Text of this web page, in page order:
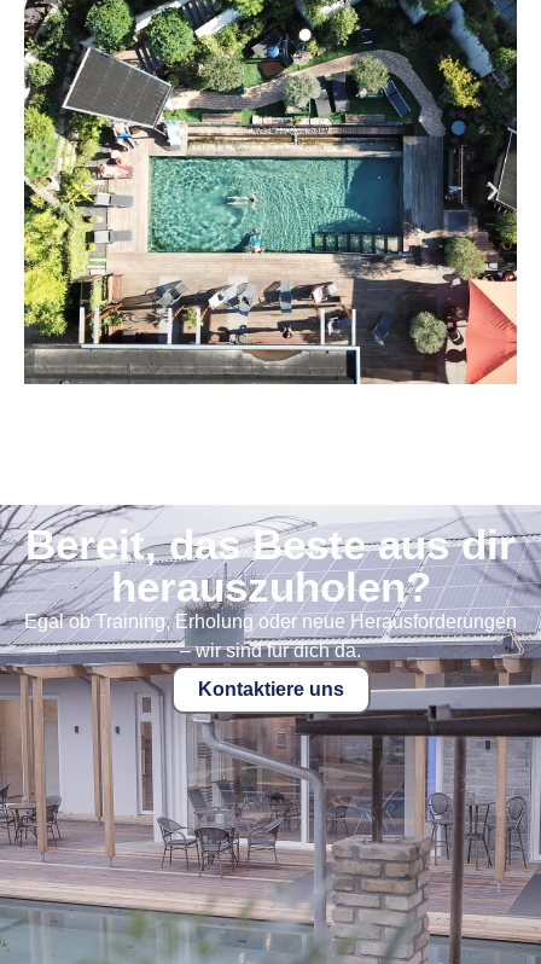
Bereit, das Beste aus dir
herauszuholen?
Egal ob Training, Erholung oder neue Herausforderungen
– wir sind für dich da.
Kontaktiere uns